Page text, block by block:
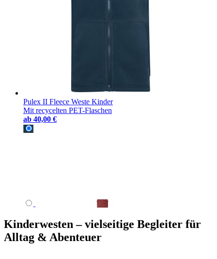
Pulex II Fleece Weste Kinder
Mit recycelten PET-Flaschen
ab 40,00 €
Kinderwesten – vielseitige Begleiter für
Alltag & Abenteuer